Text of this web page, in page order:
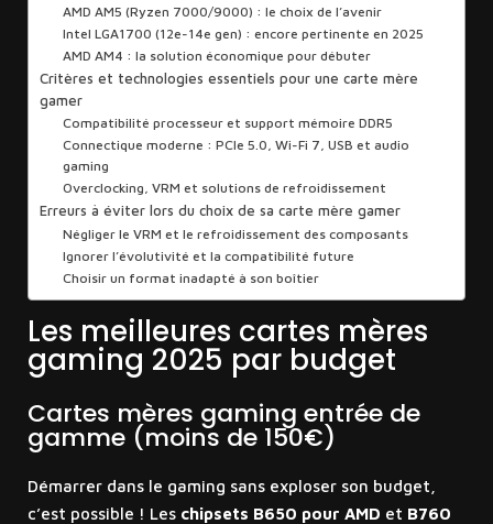
AMD AM5 (Ryzen 7000/9000) : le choix de l’avenir
Intel LGA1700 (12e-14e gen) : encore pertinente en 2025
AMD AM4 : la solution économique pour débuter
Critères et technologies essentiels pour une carte mère
gamer
Compatibilité processeur et support mémoire DDR5
Connectique moderne : PCIe 5.0, Wi-Fi 7, USB et audio
gaming
Overclocking, VRM et solutions de refroidissement
Erreurs à éviter lors du choix de sa carte mère gamer
Négliger le VRM et le refroidissement des composants
Ignorer l’évolutivité et la compatibilité future
Choisir un format inadapté à son boîtier
Les meilleures cartes mères
gaming 2025 par budget
Cartes mères gaming entrée de
gamme (moins de 150€)
Démarrer dans le gaming sans exploser son budget,
c’est possible ! Les chipsets B650 pour AMD et B760